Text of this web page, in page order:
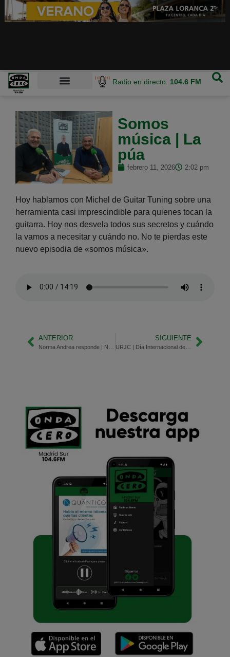
Radio en directo. 104.6 FM
Somos
música | La
púa
febrero 11, 2026 2:02 pm
Hoy hablamos con Michel de Guitar Tuning sobre una
herramienta casi imprescindible para quienes tocan la
guitarra. Hoy nos desvela todos sus secretos y cuándo
la vamos a necesitar y cuándo no. No te pierdas este
nuevo episodia de «somos música».
ANTERIOR SIGUIENTE
URJC | Día Internacional de la Mujer y la Niña en la Ciencia